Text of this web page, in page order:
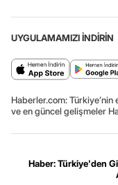
UYGULAMAMIZI İNDİRİN
Haberler.com:
ve en güncel gelişmeler
Haber: Türkiye'den